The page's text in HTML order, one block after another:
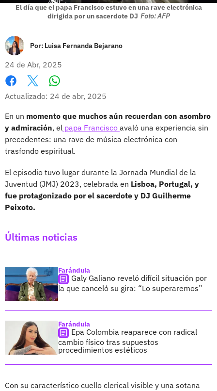
El día que el papa Francisco estuvo en una rave electrónica
dirigida por un sacerdote DJ Foto: AFP
Por: Luisa Fernanda Bejarano
24 de Abr, 2025
Facebook
X
Actualizado: 24 de abr, 2025
En un momento que muchos aún recuerdan con asombro
y admiración, el papa Francisco avaló una experiencia sin
precedentes: una rave de música electrónica con
trasfondo espiritual.
El episodio tuvo lugar durante la Jornada Mundial de la
Juventud (JMJ) 2023, celebrada en Lisboa, Portugal, y
fue protagonizado por el sacerdote y DJ Guilherme
Peixoto.
Últimas noticias
Farándula
Galy Galiano reveló difícil situación por
la que canceló su gira: “Lo superaremos”
Farándula
Epa Colombia reaparece con radical
cambio físico tras supuestos
procedimientos estéticos
Con su característico cuello clerical visible y una sotana